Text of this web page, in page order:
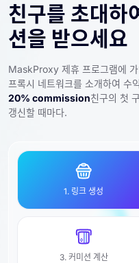
친구를 초대하
션을 받으세요
MaskProxy 제휴 프로그램에
프록시 네트워크를 소개하여 수
20% commission친구의 첫
갱신할 때마다.
1. 링크 생성
3. 커미션 계산